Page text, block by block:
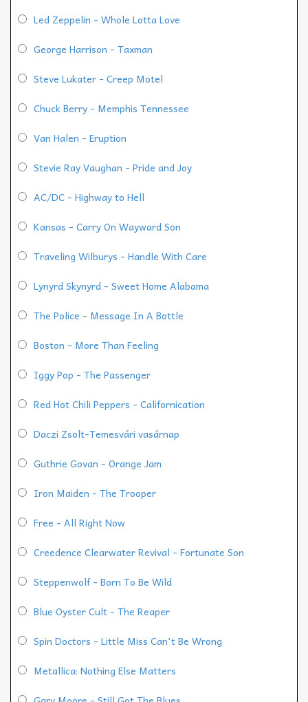
Led Zeppelin - Whole Lotta Love
George Harrison - Taxman
Steve Lukater - Creep Motel
Chuck Berry - Memphis Tennessee
Van Halen - Eruption
Stevie Ray Vaughan - Pride and Joy
AC/DC - Highway to Hell
Kansas - Carry On Wayward Son
Traveling Wilburys - Handle With Care
Lynyrd Skynyrd - Sweet Home Alabama
The Police - Message In A Bottle
Boston - More Than Feeling
Iggy Pop - The Passenger
Red Hot Chili Peppers - Californication
Daczi Zsolt-Temesvári vasárnap
Guthrie Govan - Orange Jam
Iron Maiden - The Trooper
Free - All Right Now
Creedence Clearwater Revival - Fortunate Son
Steppenwolf - Born To Be Wild
Blue Oyster Cult - The Reaper
Spin Doctors - Little Miss Can't Be Wrong
Metallica: Nothing Else Matters